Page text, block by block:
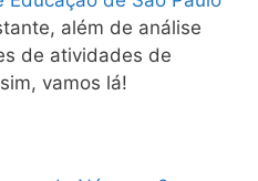
além de análise
de atividades de
vamos lá!